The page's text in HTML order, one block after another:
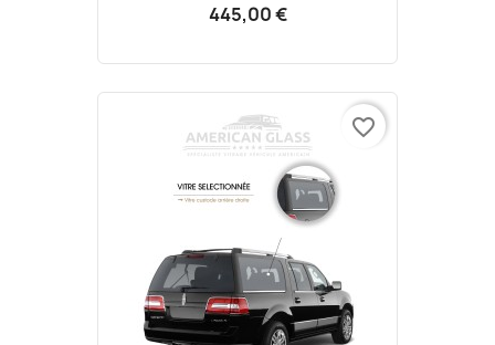
445,00 €
favorite_border